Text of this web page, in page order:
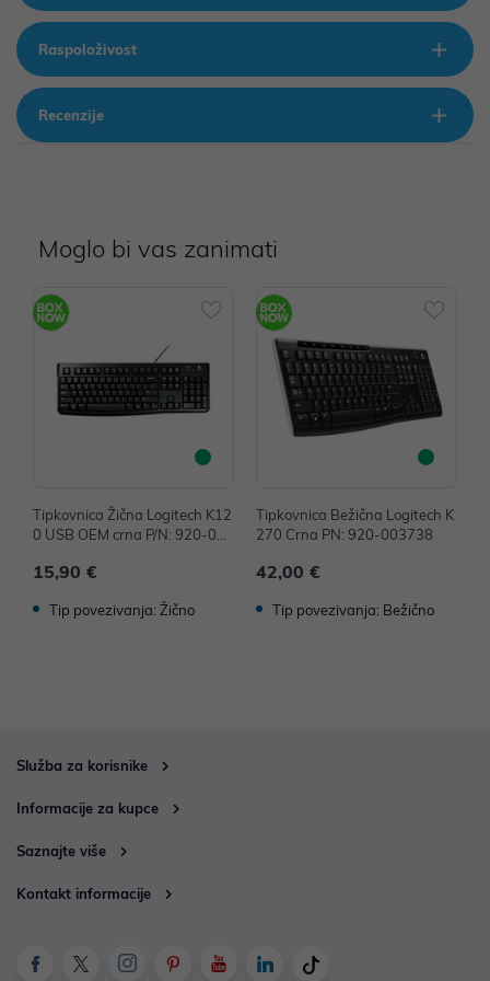
Raspoloživost
Recenzije
Moglo bi vas zanimati
Tipkovnica Žična Logitech K12
0 USB OEM crna P/N: 920-002
15,90 €
Tip povezivanja: Žično
Tipkovnica Bežična Logitech K
270 Crna PN: 920-003738
42,00 €
Tip povezivanja: Bežično
Služba za korisnike
Informacije za kupce
Saznajte više
Kontakt informacije